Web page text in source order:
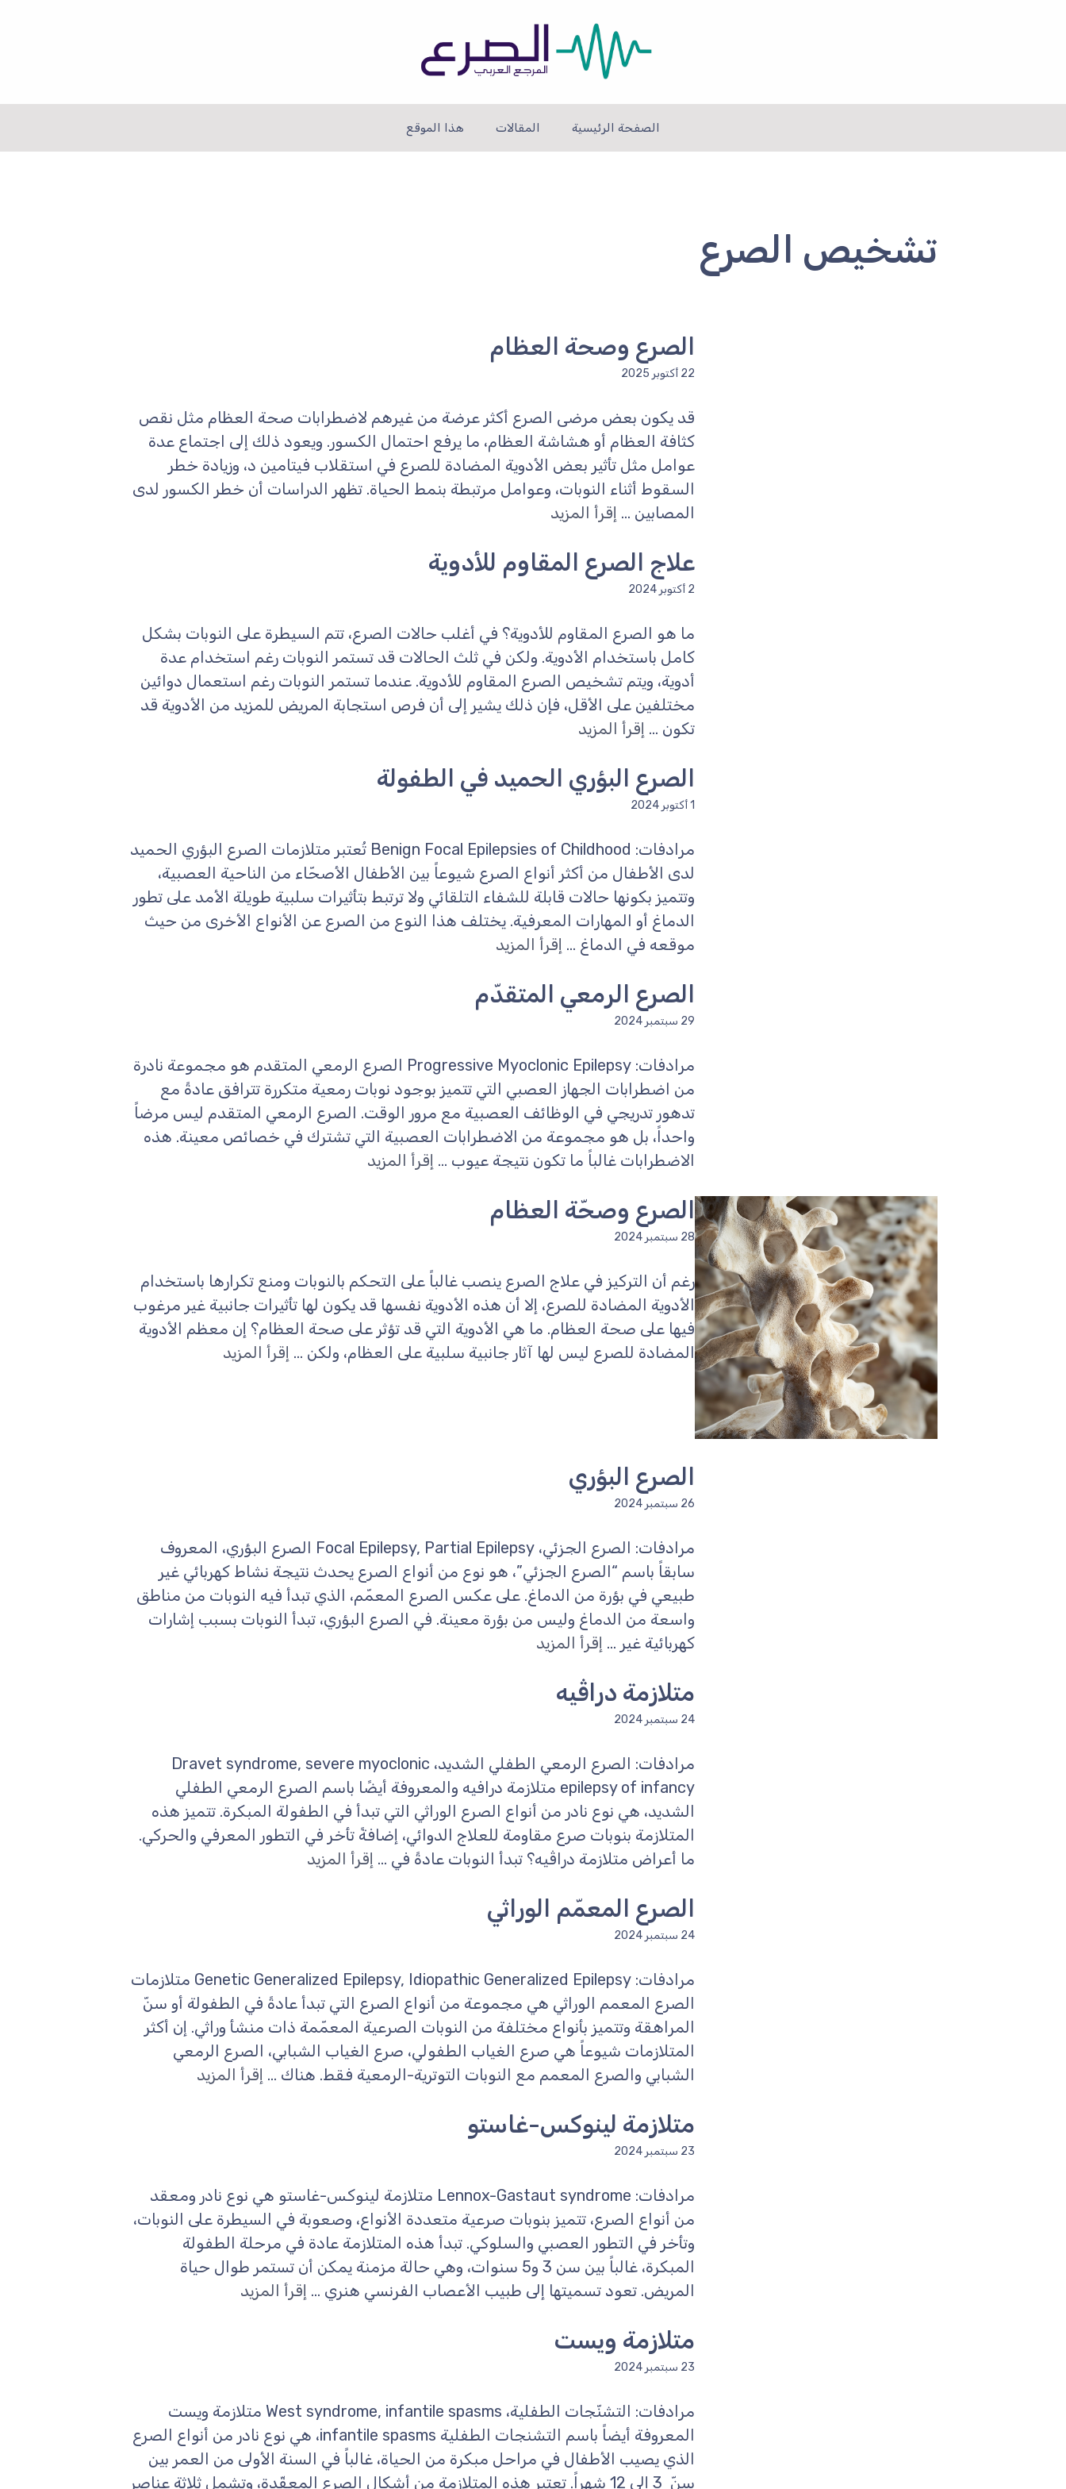
الصفحة الرئيسية المقالات هذا الموقع
تشخيص الصرع
الصرع وصحة العظام
22 أكتوبر 2025
قد يكون بعض مرضى الصرع أكثر عرضة من غيرهم لاضطرابات صحة العظام مثل نقص
كثافة العظام أو هشاشة العظام، ما يرفع احتمال الكسور. ويعود ذلك إلى اجتماع عدة
عوامل مثل تأثير بعض الأدوية المضادة للصرع في استقلاب فيتامين د، وزيادة خطر
السقوط أثناء النوبات، وعوامل مرتبطة بنمط الحياة. تظهر الدراسات أن خطر الكسور لدى
المصابين ... إقرأ المزيد
علاج الصرع المقاوم للأدوية
2 أكتوبر 2024
ما هو الصرع المقاوم للأدوية؟ في أغلب حالات الصرع، تتم السيطرة على النوبات بشكل
كامل باستخدام الأدوية. ولكن في ثلث الحالات قد تستمر النوبات رغم استخدام عدة
أدوية، ويتم تشخيص الصرع المقاوم للأدوية. عندما تستمر النوبات رغم استعمال دوائين
مختلفين على الأقل، فإن ذلك يشير إلى أن فرص استجابة المريض للمزيد من الأدوية قد
تكون ... إقرأ المزيد
الصرع البؤري الحميد في الطفولة
1 أكتوبر 2024
مرادفات: Benign Focal Epilepsies of Childhood تُعتبر متلازمات الصرع البؤري الحميد
لدى الأطفال من أكثر أنواع الصرع شيوعاً بين الأطفال الأصحّاء من الناحية العصبية،
وتتميز بكونها حالات قابلة للشفاء التلقائي ولا ترتبط بتأثيرات سلبية طويلة الأمد على تطور
الدماغ أو المهارات المعرفية. يختلف هذا النوع من الصرع عن الأنواع الأخرى من حيث
موقعه في الدماغ ... إقرأ المزيد
الصرع الرمعي المتقدّم
29 سبتمبر 2024
مرادفات: Progressive Myoclonic Epilepsy الصرع الرمعي المتقدم هو مجموعة نادرة
من اضطرابات الجهاز العصبي التي تتميز بوجود نوبات رمعية متكررة تترافق عادةً مع
تدهور تدريجي في الوظائف العصبية مع مرور الوقت. الصرع الرمعي المتقدم ليس مرضاً
واحداً، بل هو مجموعة من الاضطرابات العصبية التي تشترك في خصائص معينة. هذه
الاضطرابات غالباً ما تكون نتيجة عيوب ... إقرأ المزيد
الصرع وصحّة العظام
28 سبتمبر 2024
رغم أن التركيز في علاج الصرع ينصب غالباً على التحكم بالنوبات ومنع تكرارها باستخدام
الأدوية المضادة للصرع، إلا أن هذه الأدوية نفسها قد يكون لها تأثيرات جانبية غير مرغوب
فيها على صحة العظام. ما هي الأدوية التي قد تؤثر على صحة العظام؟ إن معظم الأدوية
المضادة للصرع ليس لها آثار جانبية سلبية على العظام، ولكن ... إقرأ المزيد
الصرع البؤري
26 سبتمبر 2024
مرادفات: الصرع الجزئي، Focal Epilepsy, Partial Epilepsy الصرع البؤري، المعروف
سابقاً باسم “الصرع الجزئي”، هو نوع من أنواع الصرع يحدث نتيجة نشاط كهربائي غير
طبيعي في بؤرة من الدماغ. على عكس الصرع المعمّم، الذي تبدأ فيه النوبات من مناطق
واسعة من الدماغ وليس من بؤرة معينة. في الصرع البؤري، تبدأ النوبات بسبب إشارات
كهربائية غير ... إقرأ المزيد
متلازمة دراڤيه
24 سبتمبر 2024
مرادفات: الصرع الرمعي الطفلي الشديد، Dravet syndrome, severe myoclonic
epilepsy of infancy متلازمة درافيه والمعروفة أيضًا باسم الصرع الرمعي الطفلي
الشديد، هي نوع نادر من أنواع الصرع الوراثي التي تبدأ في الطفولة المبكرة. تتميز هذه
المتلازمة بنوبات صرع مقاومة للعلاج الدوائي، إضافةً تأخر في التطور المعرفي والحركي.
ما أعراض متلازمة دراڤيه؟ تبدأ النوبات عادةً في ... إقرأ المزيد
الصرع المعمّم الوراثي
24 سبتمبر 2024
مرادفات: Genetic Generalized Epilepsy, Idiopathic Generalized Epilepsy متلازمات
الصرع المعمم الوراثي هي مجموعة من أنواع الصرع التي تبدأ عادةً في الطفولة أو سنّ
المراهقة وتتميز بأنواع مختلفة من النوبات الصرعية المعمّمة ذات منشأ وراثي. إن أكثر
المتلازمات شيوعاً هي صرع الغياب الطفولي، صرع الغياب الشبابي، الصرع الرمعي
الشبابي والصرع المعمم مع النوبات التوترية-الرمعية فقط. هناك ... إقرأ المزيد
متلازمة لينوكس-غاستو
23 سبتمبر 2024
مرادفات: Lennox-Gastaut syndrome متلازمة لينوكس-غاستو هي نوع نادر ومعقد
من أنواع الصرع، تتميز بنوبات صرعية متعددة الأنواع، وصعوبة في السيطرة على النوبات،
وتأخر في التطور العصبي والسلوكي. تبدأ هذه المتلازمة عادة في مرحلة الطفولة
المبكرة، غالباً بين سن 3 و5 سنوات، وهي حالة مزمنة يمكن أن تستمر طوال حياة
المريض. تعود تسميتها إلى طبيب الأعصاب الفرنسي هنري ... إقرأ المزيد
متلازمة ويست
23 سبتمبر 2024
مرادفات: التشنّجات الطفلية، West syndrome, infantile spasms متلازمة ويست
المعروفة أيضاً باسم التشنجات الطفلية infantile spasms، هي نوع نادر من أنواع الصرع
الذي يصيب الأطفال في مراحل مبكرة من الحياة، غالباً في السنة الأولى من العمر بين
سنّ 3 إلى 12 شهراً. تعتبر هذه المتلازمة من أشكال الصرع المعقّدة، وتشمل ثلاثة عناصر